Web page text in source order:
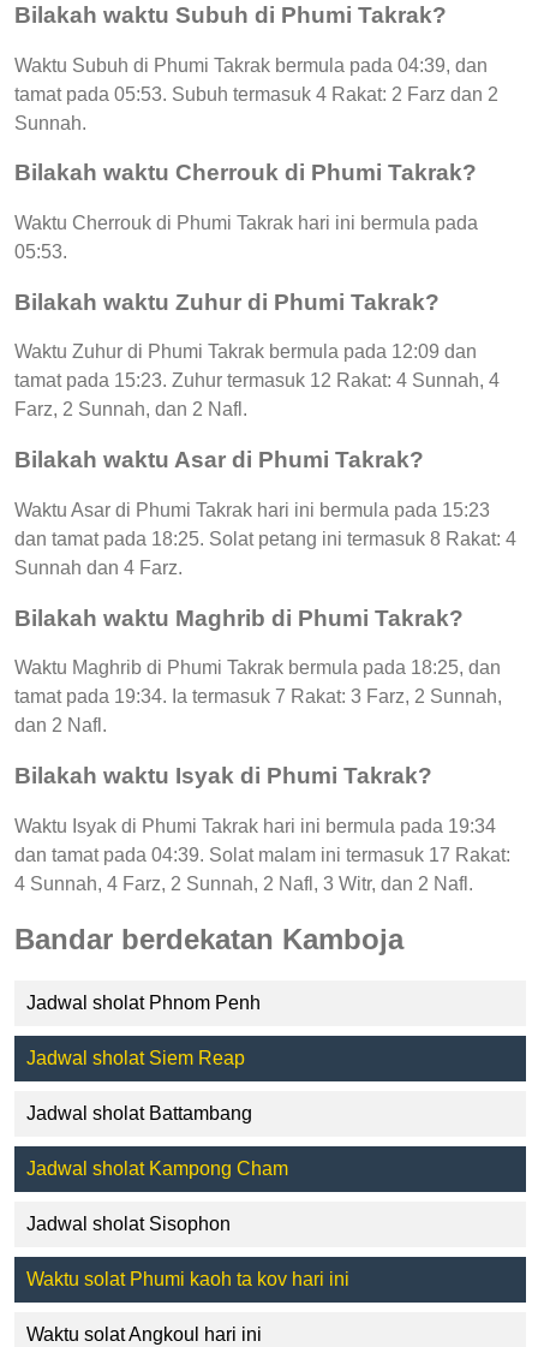
Bilakah waktu Subuh di Phumi Takrak?
Waktu Subuh di Phumi Takrak bermula pada 04:39, dan
tamat pada 05:53. Subuh termasuk 4 Rakat: 2 Farz dan 2
Sunnah.
Bilakah waktu Cherrouk di Phumi Takrak?
Waktu Cherrouk di Phumi Takrak hari ini bermula pada
05:53.
Bilakah waktu Zuhur di Phumi Takrak?
Waktu Zuhur di Phumi Takrak bermula pada 12:09 dan
tamat pada 15:23. Zuhur termasuk 12 Rakat: 4 Sunnah, 4
Farz, 2 Sunnah, dan 2 Nafl.
Bilakah waktu Asar di Phumi Takrak?
Waktu Asar di Phumi Takrak hari ini bermula pada 15:23
dan tamat pada 18:25. Solat petang ini termasuk 8 Rakat: 4
Sunnah dan 4 Farz.
Bilakah waktu Maghrib di Phumi Takrak?
Waktu Maghrib di Phumi Takrak bermula pada 18:25, dan
tamat pada 19:34. Ia termasuk 7 Rakat: 3 Farz, 2 Sunnah,
dan 2 Nafl.
Bilakah waktu Isyak di Phumi Takrak?
Waktu Isyak di Phumi Takrak hari ini bermula pada 19:34
dan tamat pada 04:39. Solat malam ini termasuk 17 Rakat:
4 Sunnah, 4 Farz, 2 Sunnah, 2 Nafl, 3 Witr, dan 2 Nafl.
Bandar berdekatan Kamboja
Jadwal sholat Phnom Penh
Jadwal sholat Siem Reap
Jadwal sholat Battambang
Jadwal sholat Kampong Cham
Jadwal sholat Sisophon
Waktu solat Phumi kaoh ta kov hari ini
Waktu solat Angkoul hari ini